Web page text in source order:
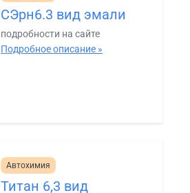
СЭрн6.3 вид эмали
подробности на сайте
Подробное описание »
Автохимия
Титан 6,3 вид